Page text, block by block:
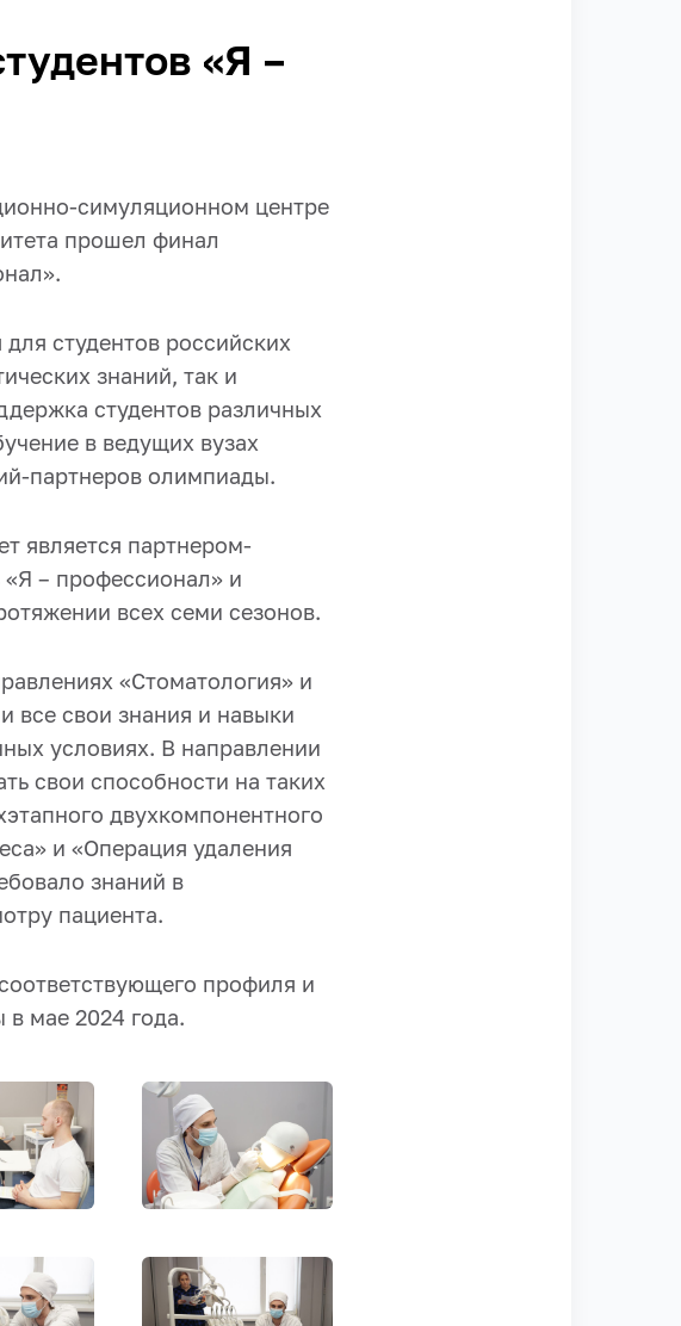
«Я –
симуляционном центре
прошел финал
студентов российских
знаний, так и
студентов различных
в ведущих вузах
партнеров олимпиады.
является партнером-
– профессионал» и
всех семи сезонов.
«Стоматология» и
все свои знания и навыки
условиях. В направлении
свои способности на таких
двухкомпонентного
и «Операция удаления
знаний в
пациента.
профиля и
мае 2024 года.